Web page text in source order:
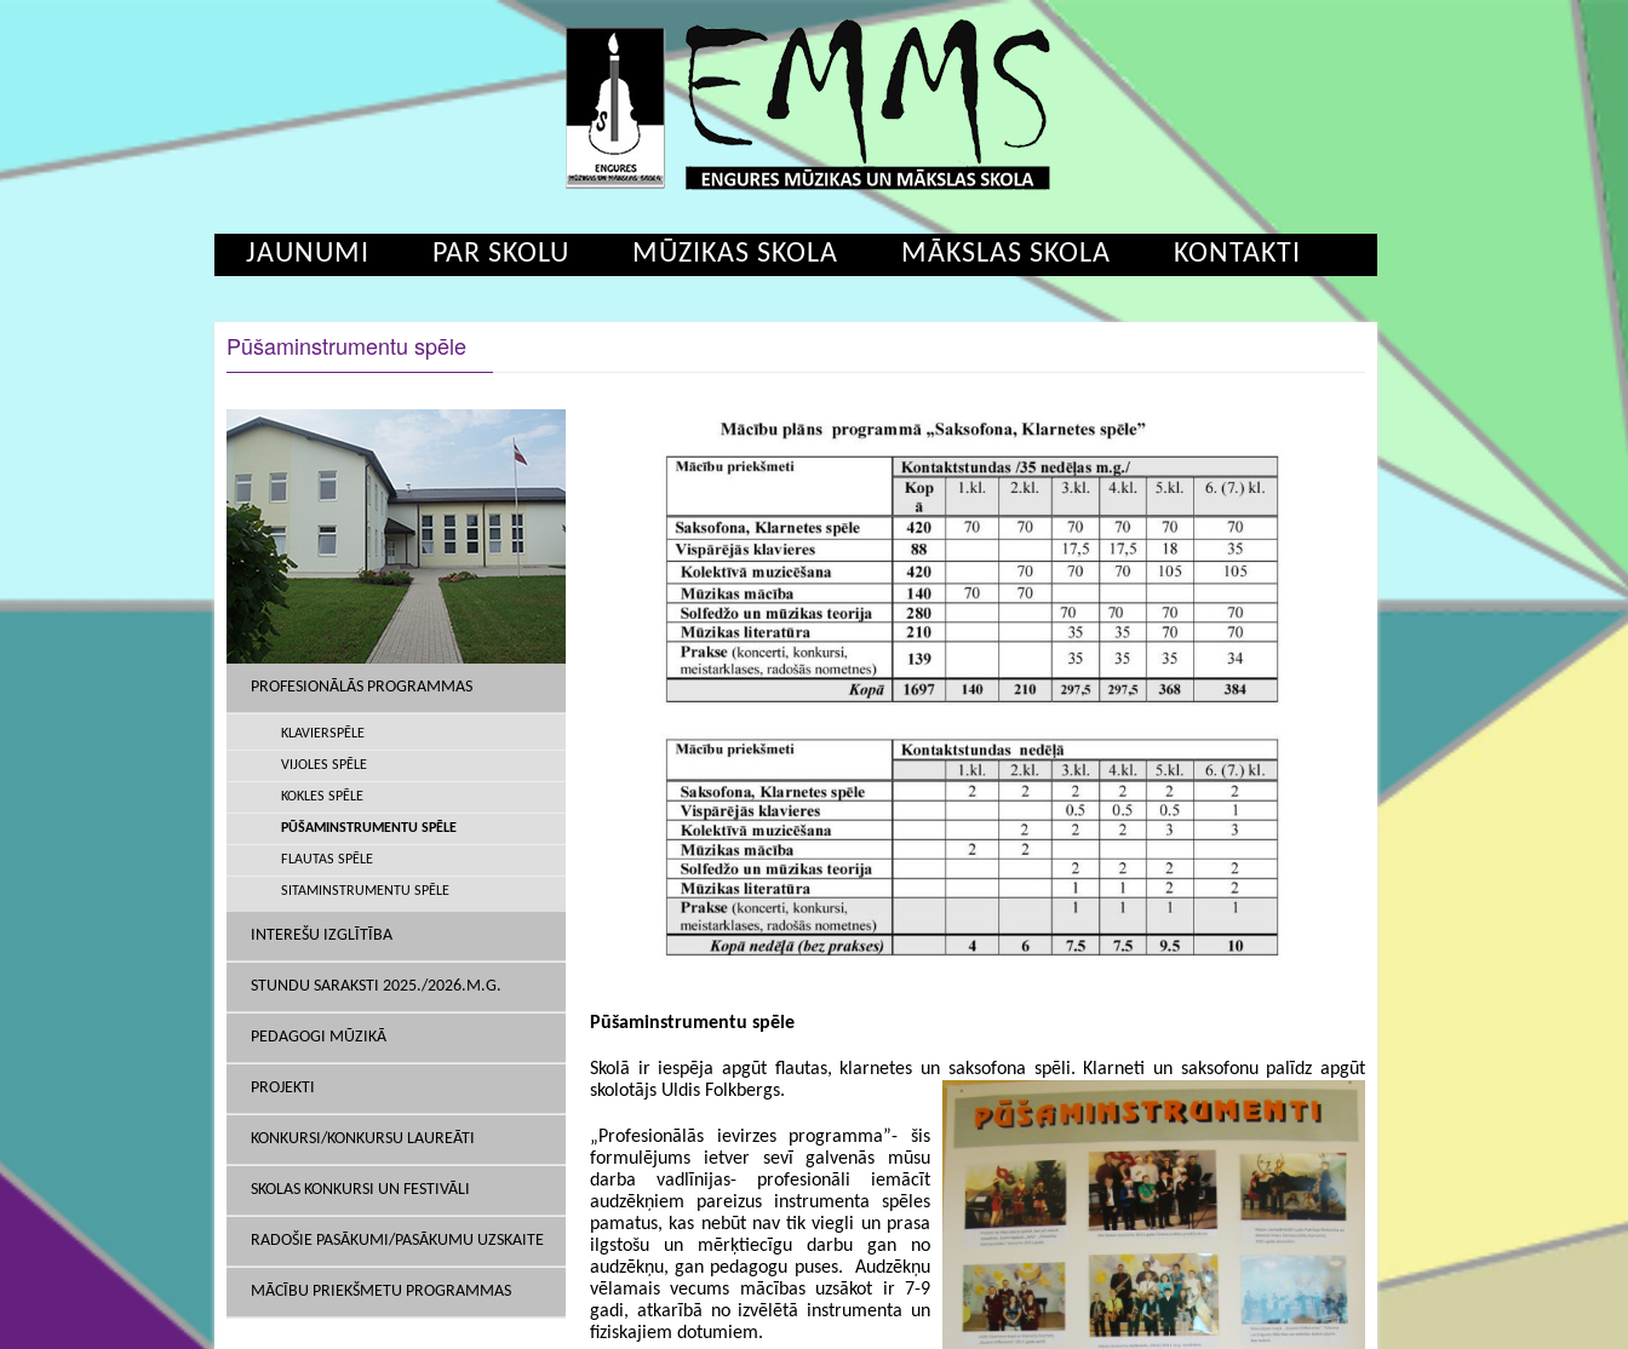
JAUNUMI PAR SKOLU MŪZIKAS SKOLA MĀKSLAS SKOLA KONTAKTI
Pūšaminstrumentu spēle
Pūšaminstrumentu spēle
Skolā ir iespēja apgūt flautas, klarnetes un saksofona spēli. Klarneti un saksofonu palīdz apgūt
skolotājs Uldis Folkbergs.
„Profesionālās ievirzes programma”- šis
formulējums ietver sevī galvenās mūsu
darba vadlīnijas- profesionāli iemācīt
audzēkņiem pareizus instrumenta spēles
pamatus, kas nebūt nav tik viegli un prasa
ilgstošu un mērķtiecīgu darbu gan no
audzēkņu, gan pedagogu puses. Audzēkņu
vēlamais vecums mācības uzsākot ir 7-9
gadi, atkarībā no izvēlētā instrumenta un
fiziskajiem dotumiem.
PROFESIONĀLĀS PROGRAMMAS
KLAVIERSPĒLE
VIJOLES SPĒLE
KOKLES SPĒLE
PŪŠAMINSTRUMENTU SPĒLE
FLAUTAS SPĒLE
SITAMINSTRUMENTU SPĒLE
INTEREŠU IZGLĪTĪBA
STUNDU SARAKSTI 2025./2026.M.G.
PEDAGOGI MŪZIKĀ
PROJEKTI
KONKURSI/KONKURSU LAUREĀTI
SKOLAS KONKURSI UN FESTIVĀLI
RADOŠIE PASĀKUMI/PASĀKUMU UZSKAITE
MĀCĪBU PRIEKŠMETU PROGRAMMAS